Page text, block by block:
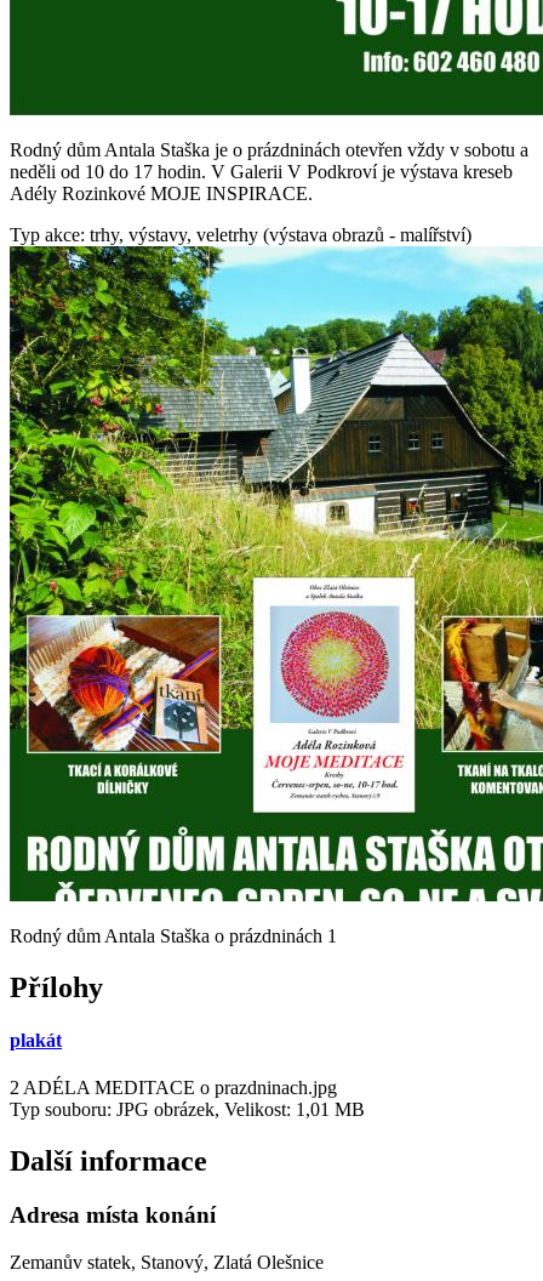
Rodný dům Antala Staška je o prázdninách otevřen vždy v sobotu a
neděli od 10 do 17 hodin. V Galerii V Podkroví je výstava kreseb
Adély Rozinkové MOJE INSPIRACE.
Typ akce: trhy, výstavy, veletrhy (výstava obrazů - malířství)
Rodný dům Antala Staška o prázdninách 1
Přílohy
plakát
2 ADÉLA MEDITACE o prazdninach.jpg
Typ souboru: JPG obrázek, Velikost: 1,01 MB
Další informace
Adresa místa konání
Zemanův statek, Stanový, Zlatá Olešnice